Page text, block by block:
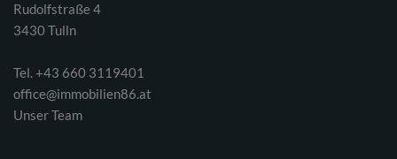
Rudolfstraße 4
3430 Tulln
Tel. ‭+43 660 3119401‬
office@immobilien86.at
Unser Team